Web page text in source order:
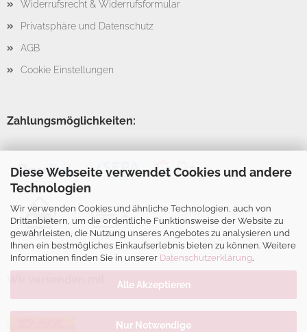
Diese Webseite verwendet Cookies und andere
Technologien
Wir verwenden Cookies und ähnliche Technologien, auch von
Drittanbietern, um die ordentliche Funktionsweise der Website zu
gewährleisten, die Nutzung unseres Angebotes zu analysieren und
Ihnen ein bestmögliches Einkaufserlebnis bieten zu können. Weitere
Informationen finden Sie in unserer Datenschutzerklärung.
Alle Akzeptieren
Nur Notwendige
Widerrufsrecht & Widerrufsformular
Privatsphäre und Datenschutz
AGB
Cookie Einstellungen
Zahlungsmöglichkeiten: